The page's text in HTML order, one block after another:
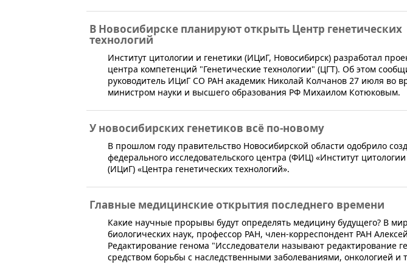
В Новосибирске планируют открыть Центр генетических
технологий
​Институт цитологии и генетики (ИЦиГ, Новосибирск) разработал
центра компетенций "Генетические технологии" (ЦГТ). Об этом
руководитель ИЦиГ СО РАН академик Николай Колчанов 27 июля во
министром науки и высшего образования РФ Михаилом Котюковым.
У новосибирских генетиков всё по-новому
В прошлом году правительство Новосибирской области одобрило
федерального исследовательского центра (ФИЦ) «Институт
(ИЦиГ) «Центра генетических технологий».
Главные медицинские открытия последнего времени
​Какие научные прорывы будут определять медицину будущего? В
биологических наук, профессор РАН, член-корреспондент РАН
Редактирование генома "Исследователи называют редактирование
средством борьбы с наследственными заболеваниями, онкологией и